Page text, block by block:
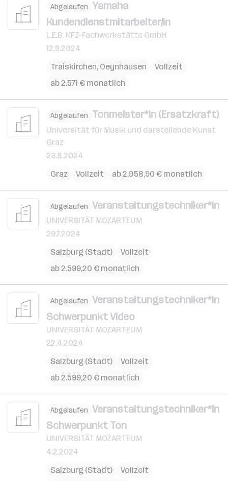
Abgelaufen Yamaha
Kundendienstmitarbeiter/in
L.E.B. KFZ-Fachwerkstätte GmbH
12.9.2024
Traiskirchen, Oeynhausen
Vollzeit
ab 2.571 € monatlich
Abgelaufen Tonmeister*in (Ersatzkraft)
Universität für Musik und darstellende Kunst
Graz
23.8.2024
Graz
Vollzeit ab 2.958,90 € monatlich
Abgelaufen Veranstaltungstechniker*in
UNIVERSITÄT MOZARTEUM
29.7.2024
Salzburg (Stadt)
Vollzeit
ab 2.599,20 € monatlich
Abgelaufen Veranstaltungstechniker*in
Schwerpunkt Video
UNIVERSITÄT MOZARTEUM
22.4.2024
Salzburg (Stadt)
Vollzeit
ab 2.599,20 € monatlich
Abgelaufen Veranstaltungstechniker*in
Schwerpunkt Ton
UNIVERSITÄT MOZARTEUM
4.2.2024
Salzburg (Stadt)
Vollzeit